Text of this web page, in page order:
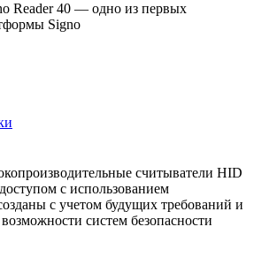
Reader 40 — одно из первых
Signo
считыватели HID
с использованием
с учетом будущих требований и
систем безопасности